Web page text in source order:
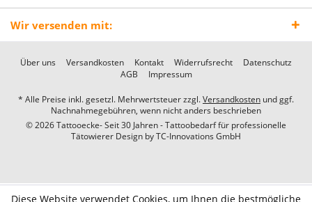
Wir versenden mit:
Über uns Versandkosten Kontakt Widerrufsrecht
Datenschutz
AGB
Impressum
* Alle Preise inkl. gesetzl. Mehrwertsteuer zzgl.Versandkosten und ggf.
Nachnahmegebühren, wenn nicht anders beschrieben
© 2026 Tattooecke- Seit 30 Jahren - Tattoobedarf für professionelle
Tätowierer Design byTC-Innovations GmbH
Diese Website verwendet Cookies, um Ihnen die bestmögliche